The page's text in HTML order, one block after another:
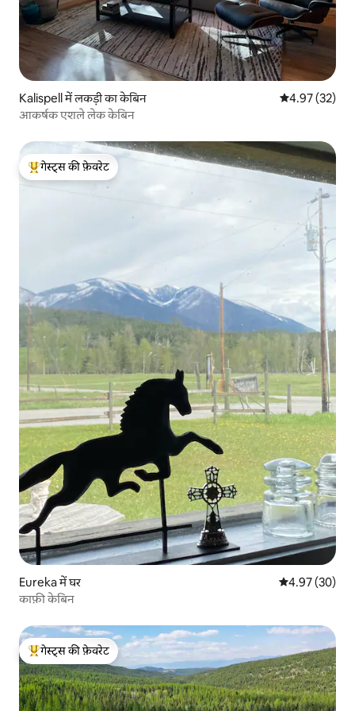
Kalispell में लकड़ी का केबिन औसत रेटिंग 5 में
4.97 (32)
आकर्षक एशले लेक केबिन
गेस्ट्स का टॉप फ़ेवरेट
गेस्ट्स की फ़ेवरेट
Eureka में घर औसत रेटिंग 5 में
4.97 (30)
काफ़ी केबिन
गेस्ट्स का टॉप फ़ेवरेट
गेस्ट्स की फ़ेवरेट